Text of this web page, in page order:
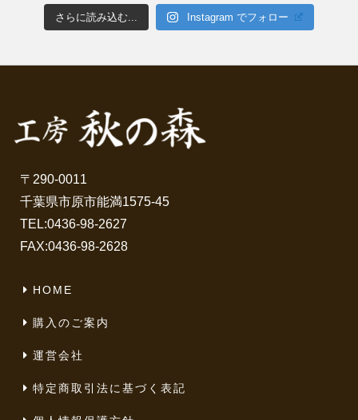
さらに読み込む... Instagram でフォロー
〒290-0011
千葉県市原市能満1575-45
TEL:0436-98-2627
FAX:0436-98-2628
HOME
購入のご案内
運営会社
特定商取引法に基づく表記